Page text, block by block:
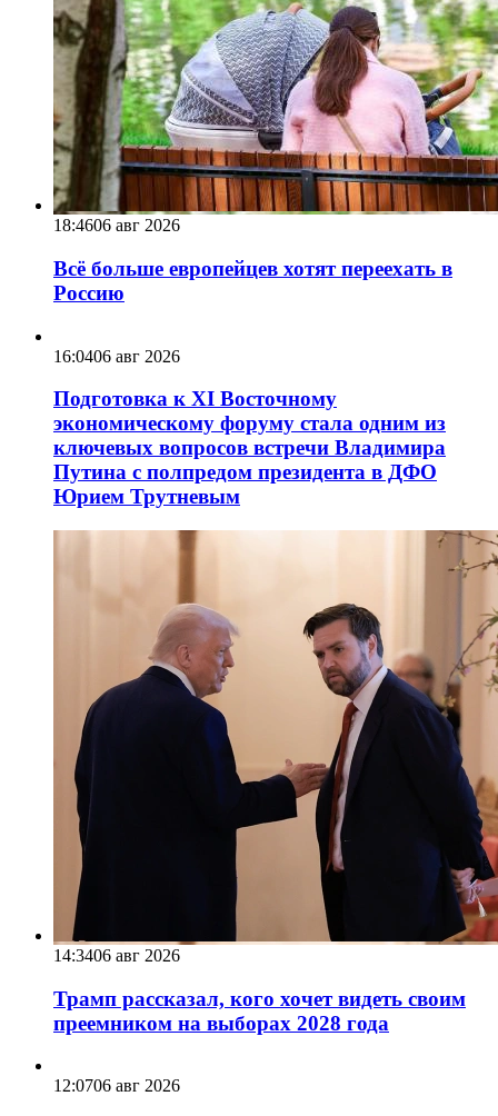
18:4606 авг 2026
Всё больше европейцев хотят переехать в
Россию
16:0406 авг 2026
Подготовка к XI Восточному
экономическому форуму стала одним из
ключевых вопросов встречи Владимира
Путина с полпредом президента в ДФО
Юрием Трутневым
14:3406 авг 2026
Трамп рассказал, кого хочет видеть своим
преемником на выборах 2028 года
12:0706 авг 2026